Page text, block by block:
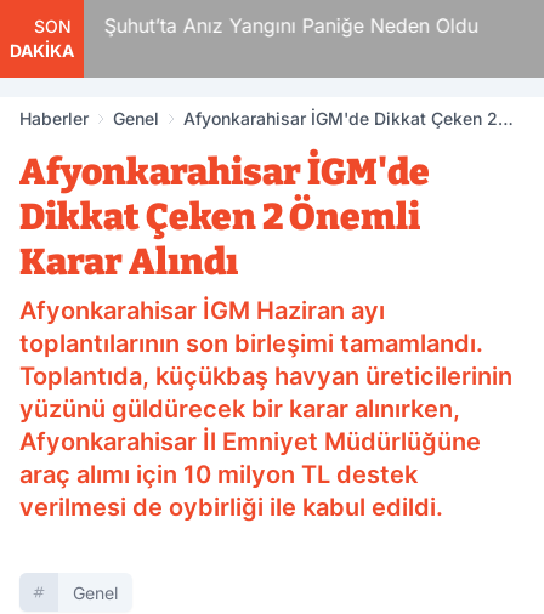
SON
DAKİKA
Şuhut’ta Anız Yangını Paniğe Neden Oldu
Haberler Genel
Afyonkarahisar İGM'de Dikkat Çeken 2
Afyonkarahisar İGM'de
Dikkat Çeken 2 Önemli
Karar Alındı
Afyonkarahisar İGM Haziran ayı
toplantılarının son birleşimi tamamlandı.
Toplantıda, küçükbaş havyan üreticilerinin
yüzünü güldürecek bir karar alınırken,
Afyonkarahisar İl Emniyet Müdürlüğüne
araç alımı için 10 milyon TL destek
verilmesi de oybirliği ile kabul edildi.
Genel